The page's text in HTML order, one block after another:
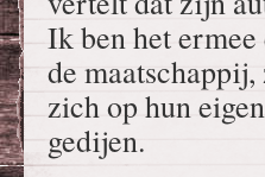
Ik ben het
de
zich op hun
gedijen.